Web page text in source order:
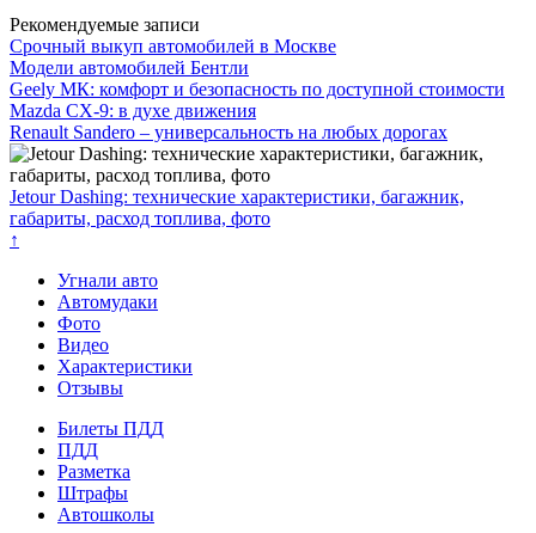
Рекомендуемые записи
Срочный выкуп автомобилей в Москве
Модели автомобилей Бентли
Geely МК: комфорт и безопасность по доступной стоимости
Mazda CX-9: в духе движения
Renault Sandero – универсальность на любых дорогах
Jetour Dashing: технические характеристики, багажник,
габариты, расход топлива, фото
↑
Угнали авто
Автомудаки
Фото
Видео
Характеристики
Отзывы
Билеты ПДД
ПДД
Разметка
Штрафы
Автошколы